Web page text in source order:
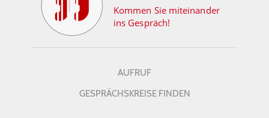
Kommen Sie miteinander
ins Gespräch!
AUFRUF
GESPRÄCHSKREISE FINDEN